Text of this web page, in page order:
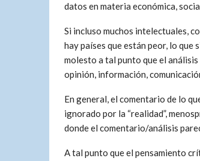
datos en materia económica,
Si incluso muchos intelectuales,
hay países que están peor, lo que
molesto a tal punto que el
opinión, información,
En general, el comentario de lo
ignorado por la “realidad”,
donde el comentario/análisis
A tal punto que el pensamiento